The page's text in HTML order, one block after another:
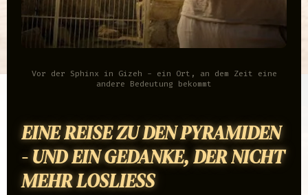
Vor der Sphinx in Gizeh - ein Ort, an dem Zeit eine
andere Bedeutung bekommt
EINE REISE ZU DEN PYRAMIDEN
- UND EIN GEDANKE, DER NICHT
MEHR LOSLIESS